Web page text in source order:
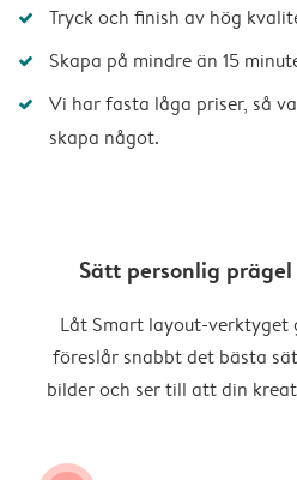
Tryck och finish av hög
Skapa på mindre än 15
Vi har fasta låga priser, så
skapa något.
Sätt personlig
Låt Smart layout-verktyget
föreslår snabbt det bästa
bilder och ser till att din